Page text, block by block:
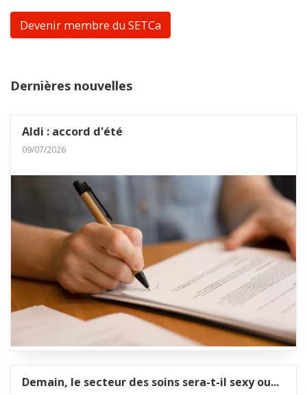
Devenir membre du SETCa
Dernières nouvelles
Aldi : accord d'été
09/07/2026
Demain, le secteur des soins sera-t-il sexy ou...